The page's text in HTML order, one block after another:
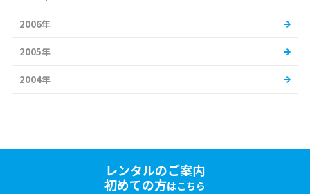
2006年
2005年
2004年
レンタルのご案内
初めての方はこちら